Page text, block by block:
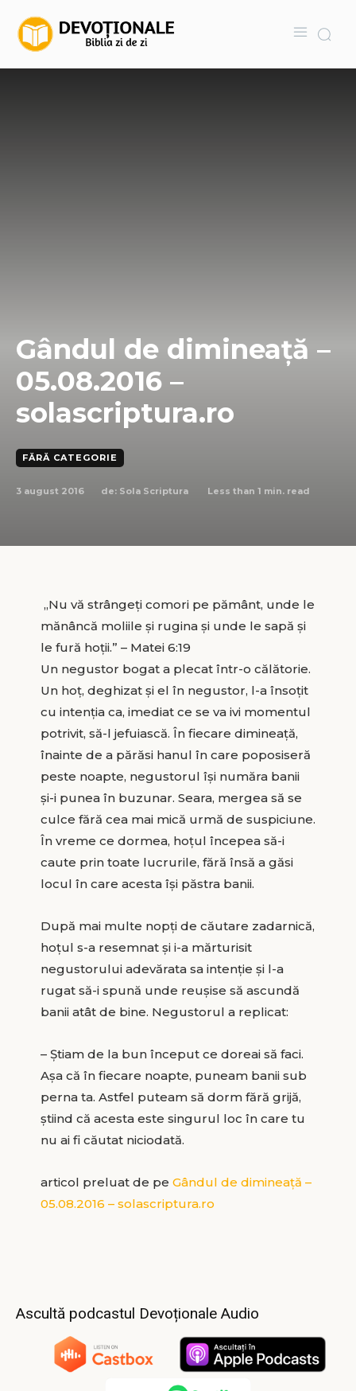
Gândul de dimineață –
05.08.2016 –
solascriptura.ro
FĂRĂ CATEGORIE
3 august 2016 de: Sola Scriptura Less than 1 min. read
„Nu vă strângeţi comori pe pământ, unde le
mănâncă moliile şi rugina şi unde le sapă şi
le fură hoţii.” – Matei 6:19
Un negustor bogat a plecat într-o călătorie.
Un hoţ, deghizat şi el în negustor, l-a însoţit
cu intenţia ca, imediat ce se va ivi momentul
potrivit, să-l jefuiască. În fiecare dimineaţă,
înainte de a părăsi hanul în care poposiseră
peste noapte, negustorul îşi număra banii
şi-i punea în buzunar. Seara, mergea să se
culce fără cea mai mică urmă de suspiciune.
În vreme ce dormea, hoţul începea să-i
caute prin toate lucrurile, fără însă a găsi
locul în care acesta îşi păstra banii.
După mai multe nopţi de căutare zadarnică,
hoţul s-a resemnat şi i-a mărturisit
negustorului adevărata sa intenţie şi l-a
rugat să-i spună unde reuşise să ascundă
banii atât de bine. Negustorul a replicat:
– Ştiam de la bun început ce doreai să faci.
Aşa că în fiecare noapte, puneam banii sub
perna ta. Astfel puteam să dorm fără grijă,
ştiind că acesta este singurul loc în care tu
nu ai fi căutat niciodată.
articol preluat de pe Gândul de dimineață –
05.08.2016 – solascriptura.ro
Ascultă podcastul Devoționale Audio